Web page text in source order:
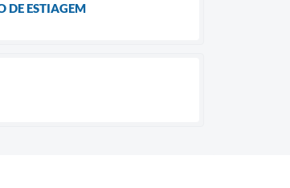
DE ESTIAGEM